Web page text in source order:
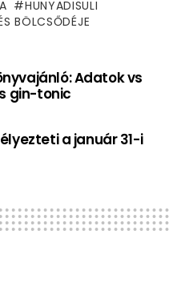
HUNYADISULI
BÖLCSŐDÉJE
Adatok vs
gin-tonic
a január 31-i